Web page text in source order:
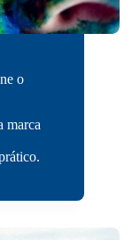
o
marca